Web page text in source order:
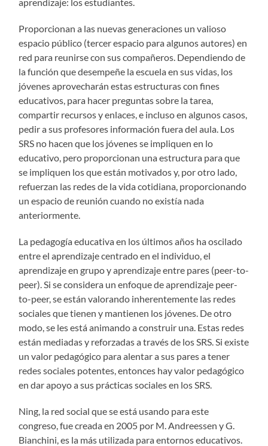
Proporcionan a las nuevas generaciones un valioso
espacio público (tercer espacio para algunos autores) en
red para reunirse con sus compañeros. Dependiendo de
la función que desempeñe la escuela en sus vidas, los
jóvenes aprovecharán estas estructuras con fines
educativos, para hacer preguntas sobre la tarea,
compartir recursos y enlaces, e incluso en algunos casos,
pedir a sus profesores información fuera del aula. Los
SRS no hacen que los jóvenes se impliquen en lo
educativo, pero proporcionan una estructura para que
se impliquen los que están motivados y, por otro lado,
refuerzan las redes de la vida cotidiana, proporcionando
un espacio de reunión cuando no existía nada
anteriormente.
La pedagogía educativa en los últimos años ha oscilado
entre el aprendizaje centrado en el individuo, el
aprendizaje en grupo y aprendizaje entre pares (peer-to-
peer). Si se considera un enfoque de aprendizaje peer-
to-peer, se están valorando inherentemente las redes
sociales que tienen y mantienen los jóvenes. De otro
modo, se les está animando a construir una. Estas redes
están mediadas y reforzadas a través de los SRS. Si existe
un valor pedagógico para alentar a sus pares a tener
redes sociales potentes, entonces hay valor pedagógico
en dar apoyo a sus prácticas sociales en los SRS.
Ning, la red social que se está usando para este
congreso, fue creada en 2005 por M. Andreessen y G.
Bianchini, es la más utilizada para entornos educativos.